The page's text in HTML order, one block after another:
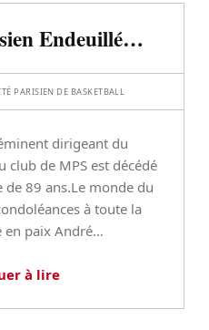
Endeuillé…
PARISIEN DE BASKETBALL
dirigeant du
club de MPS est décédé
de 89 ans.Le monde du
à toute la
en paix André…
à lire